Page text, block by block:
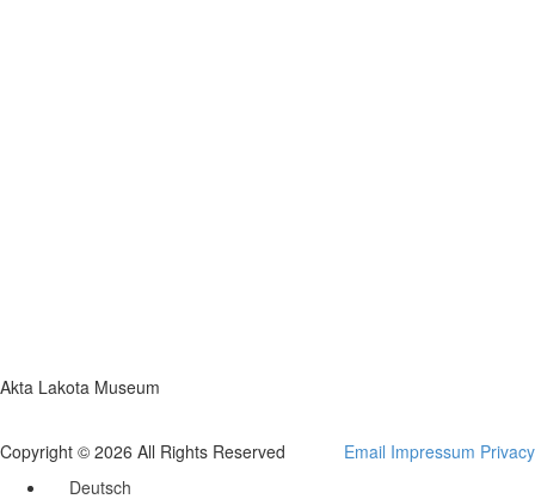
Akta Lakota Museum
Copyright © 2026 All Rights Reserved Email Impressum Privacy
Deutsch